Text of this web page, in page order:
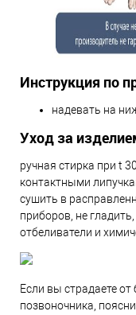
Инструкция по
надевать на
Уход за
ручная стирка при t
контактными
сушить в
приборов, не
отбеливатели и
Если вы страдаете от
позвоночника,